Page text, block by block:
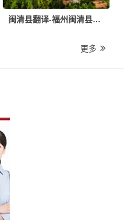
闽清县翻译-福州闽清县翻译公司
更多